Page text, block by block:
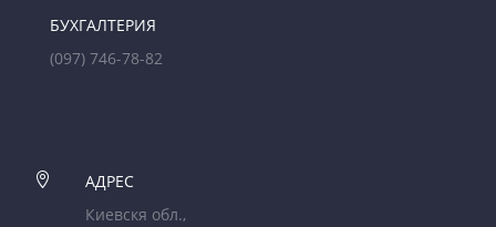
БУХГАЛТЕРИЯ
(097) 746-78-82

АДРЕС
Киевскя обл.,